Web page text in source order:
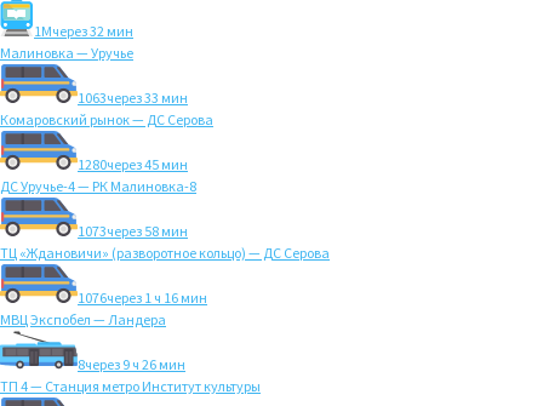
1Mчерез 32 мин
Малиновка — Уручье
1063через 33 мин
Комаровский рынок — ДС Серова
1280через 45 мин
ДС Уручье-4 — РК Малиновка-8
1073через 58 мин
ТЦ «Ждановичи» (разворотное кольцо) — ДС Серова
1076через 1 ч 16 мин
МВЦ Экспобел — Ландера
8через 9 ч 26 мин
ТП 4 — Станция метро Институт культуры